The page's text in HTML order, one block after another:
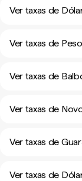
Ver taxas de
Ver taxas de
Ver taxas de
Ver taxas de
Ver taxas de
Ver taxas de